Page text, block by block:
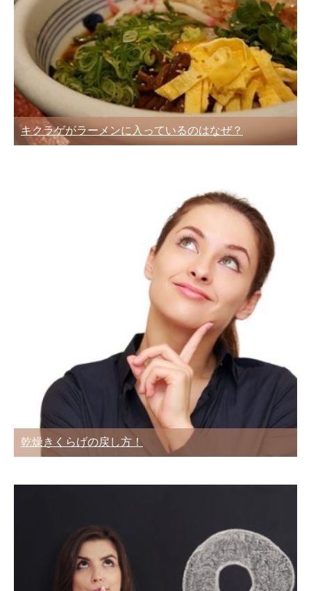
キクラゲがラーメンに入っているのはなぜ？
乾燥きくらげの戻し方！